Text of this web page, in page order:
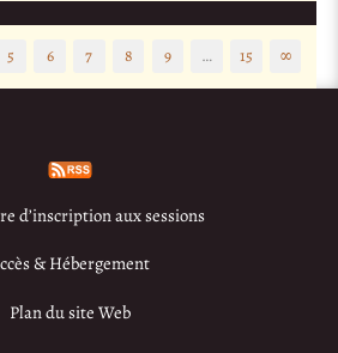
5 6 7 8 9 … 15 ∞
d’inscription aux sessions
& Hébergement
Plan du site Web